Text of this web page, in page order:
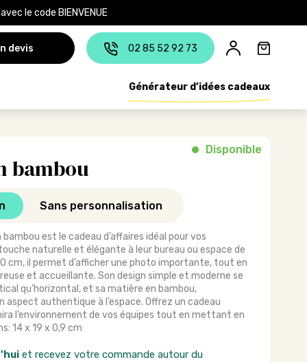
le code BIENVENUE
devis 02 85 52 92 73
Générateur d’idées cadeaux
bambou
Disponible
Sans personnalisation
est le cadeau d’affaires idéal pour vos
naturelle et élégante à leur bureau ou espace de
cm, il permet d’afficher une photo importante, tout en
et accueillante. Son design simple et moderne se
qu’horizontal, et sa matière en bambou,
authentique à l’espace. Offrez un cadeau
l’environnement de vos équipes tout en mettant en
14 x 19 x 0,9 cm
et recevez votre commande autour du